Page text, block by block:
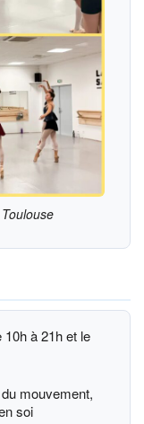
à 21h et le
mouvement,
soi